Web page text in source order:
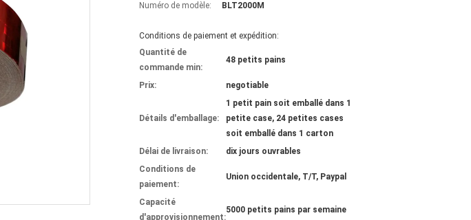
Numéro de modèle:
BLT2000M
Conditions de paiement et expédition:
Quantité de
commande min:
48 petits pains
Prix: negotiable
Détails d'emballage:
1 petit pain soit emballé dans 1
petite case, 24 petites cases
soit emballé dans 1 carton
Délai de livraison:
dix jours ouvrables
Conditions de
paiement:
Union occidentale, T/T, Paypal
Capacité
d'approvisionnement:
5000 petits pains par semaine